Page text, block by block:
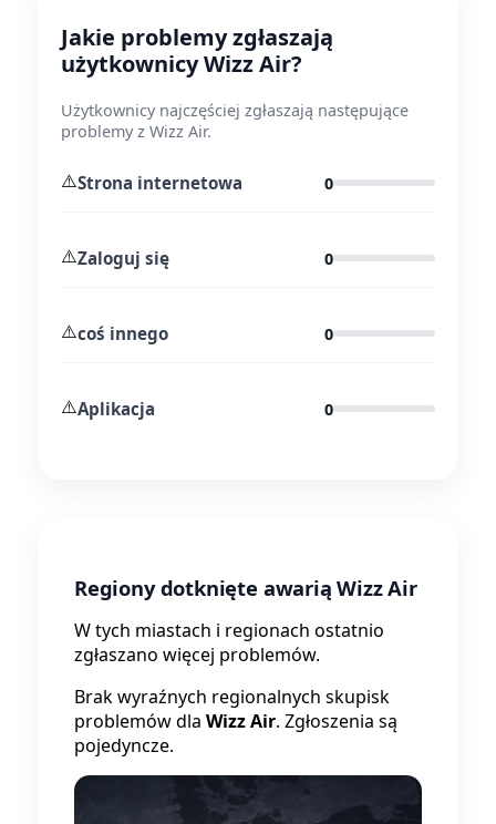
Jakie problemy zgłaszają
użytkownicy Wizz Air?
Użytkownicy najczęściej zgłaszają następujące
problemy z Wizz Air.
⚠️Strona internetowa 0
⚠️Zaloguj się 0
⚠️coś innego 0
⚠️Aplikacja 0
Regiony dotknięte awarią Wizz Air
W tych miastach i regionach ostatnio
zgłaszano więcej problemów.
Brak wyraźnych regionalnych skupisk
problemów dla Wizz Air. Zgłoszenia są
pojedyncze.